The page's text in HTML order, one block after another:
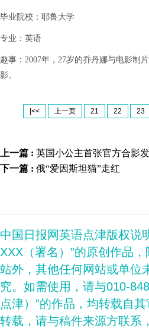
毕业院校：耶鲁大学
专业：英语
趣事：2007年，27岁的乔丹娜与电影制
影。
|<< 上一页 21 22 23
上一篇 : 英国小公主首张官方合影
下一篇 : 俄“爱因斯坦猫”走红
中国日报网英语点津版权说
XXX（署名）”的原创作品
站外，其他任何网站或单位
究。如需使用，请与010-
点津）”的作品，均转载自
转载，请与稿件来源方联系